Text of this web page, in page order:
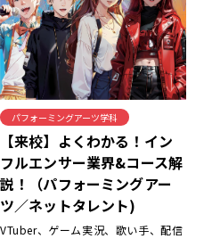
パフォーミングアーツ学科
【来校】よくわかる！イン
フルエンサー業界&コース解
説！（パフォーミングアー
ツ／ネットタレント)
VTuber、ゲーム実況、歌い手、配信